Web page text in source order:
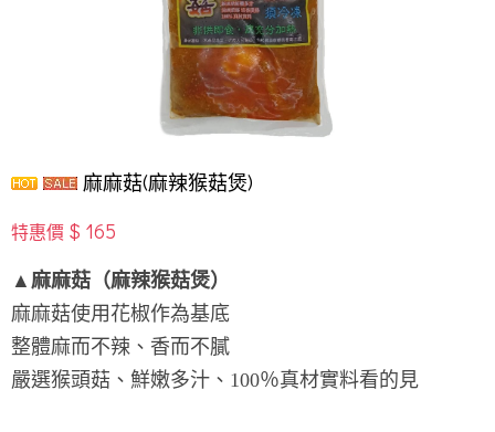
麻麻菇(麻辣猴菇煲)
特惠價 $ 165
▲麻麻菇（麻辣猴菇煲）
麻麻菇使用花椒作為基底
整體麻而不辣、香而不膩
嚴選猴頭菇、鮮嫩多汁、100％真材實料看的見